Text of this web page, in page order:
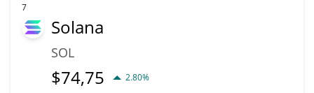
7
Solana
SOL
$74,75 2.80%